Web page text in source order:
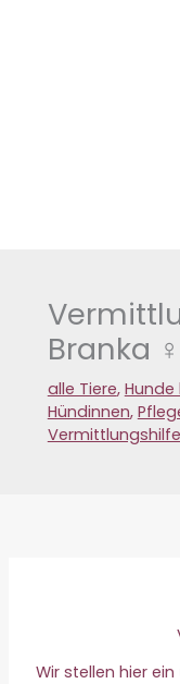
Branka
alle Tiere, Hunde
Hündinnen,
Vermittlungshilfe
Wir stellen hier ein